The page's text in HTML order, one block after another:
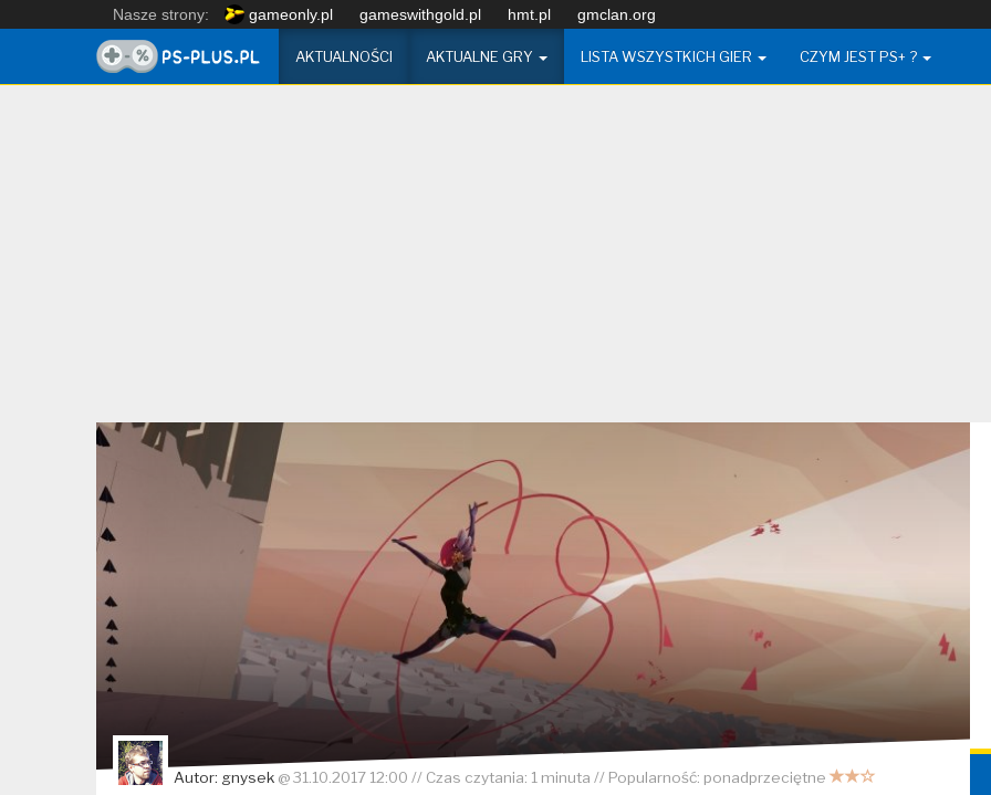
Nasze strony: gameonly.pl gameswithgold.pl hmt.pl gmclan.org
AKTUALNOŚCI AKTUALNE GRY LISTA WSZYSTKICH GIER CZYM JEST PS+ ?
Autor: gnysek @31.10.2017 12:00 // Czas czytania: 1 minuta // Popularność: ponadprzeciętne